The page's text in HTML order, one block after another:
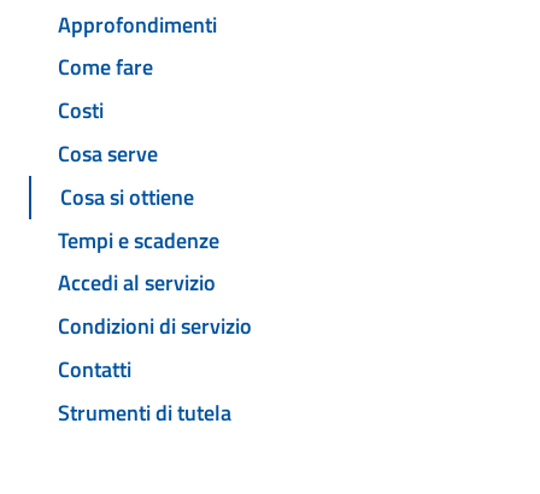
Approfondimenti
Come fare
Costi
Cosa serve
Cosa si ottiene
Tempi e scadenze
Accedi al servizio
Condizioni di servizio
Contatti
Strumenti di tutela